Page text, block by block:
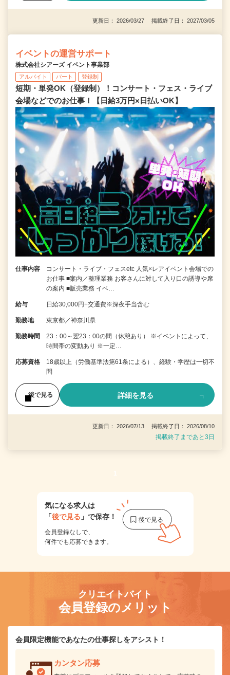
更新日： 2026/03/27 掲載終了日： 2027/03/05
イベントの運営サポート
株式会社シアーズ イベント事業部
アルバイト パート 登録制
短期・単発OK（登録制）！コンサート・フェス・ライブ
会場などでのお仕事！【日給3万円×日払いOK】
仕事内容
コンサート・ライブ・フェスetc 人気×レアイベント会場での
お仕事 ■案内／整理業務 お客さんに対して入り口の誘導や席
の案内 ■販売業務 イベ…
給与 日給30,000円+交通費※深夜手当含む
勤務地 東京都／神奈川県
勤務時間
23：00～翌23：00の間（休憩あり） ※イベントによって、
時間帯の変動あり ※一定…
応募資格
18歳以上（労働基準法第61条による）、経験・学歴は一切不
問
後で見る 詳細を見る
更新日： 2026/07/13 掲載終了日： 2026/08/10
掲載終了まであと3日
1
気になる求人は
「後で見る 」で保存！
会員登録なしで、
何件でも応募できます。
クリエイトバイト
会員登録のメリット
会員限定機能であなたの仕事探しをアシスト！
カンタン応募